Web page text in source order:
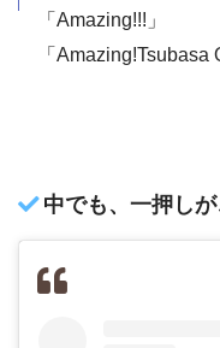
「Amazing!!!」
「Amazing!Tsubasa
中でも、一押しが